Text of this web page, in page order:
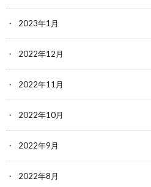
2023年1月
2022年12月
2022年11月
2022年10月
2022年9月
2022年8月